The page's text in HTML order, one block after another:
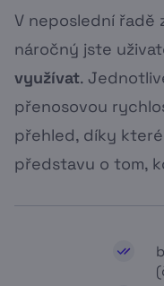
V neposlední řadě
náročný jste
využívat.
přenosovou
přehled, díky
představu o tom,